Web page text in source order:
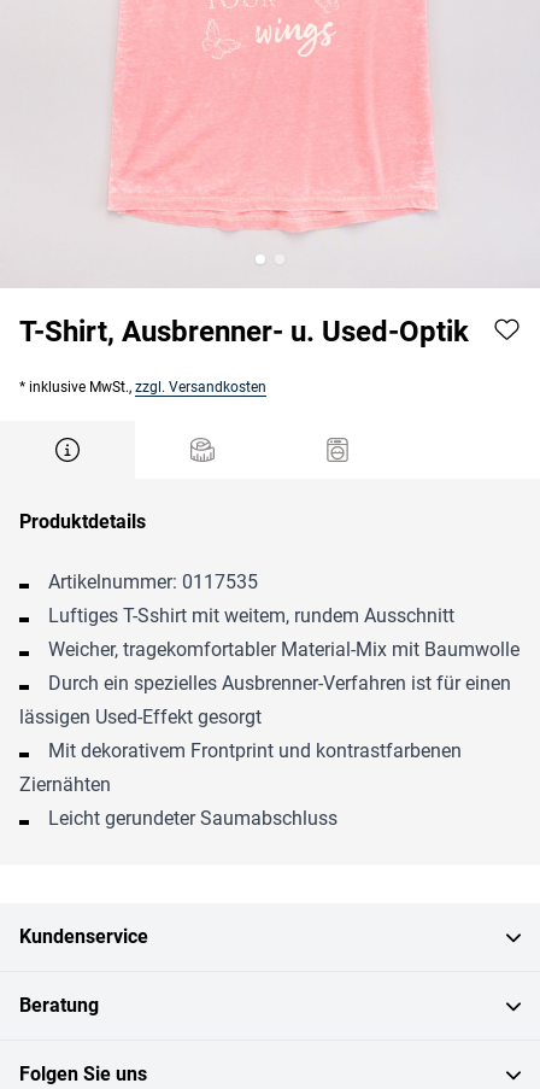
T-Shirt, Ausbrenner- u. Used-Optik
* inklusive MwSt., zzgl. Versandkosten
Produktdetails
Artikelnummer: 0117535
Luftiges T-Sshirt mit weitem, rundem Ausschnitt
Weicher, tragekomfortabler Material-Mix mit Baumwolle
Durch ein spezielles Ausbrenner-Verfahren ist für einen
lässigen Used-Effekt gesorgt
Mit dekorativem Frontprint und kontrastfarbenen
Ziernähten
Leicht gerundeter Saumabschluss
Kundenservice
Beratung
Folgen Sie uns